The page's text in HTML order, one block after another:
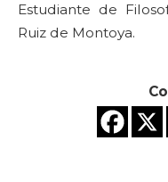
Estudiante de
Ruiz de Montoya.